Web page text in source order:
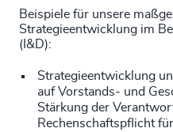
Beispiele für unsere
Strategieentwicklung im
(I&D):
Strategieentwicklung
auf Vorstands- und
Stärkung der
Rechenschaftspflicht